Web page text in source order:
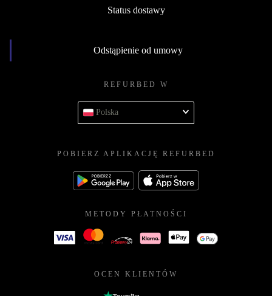
Status dostawy
Odstąpienie od umowy
REFURBED W
Polska
POBIERZ APLIKACJĘ REFURBED
METODY PŁATNOŚCI
OCEN KLIENTÓW